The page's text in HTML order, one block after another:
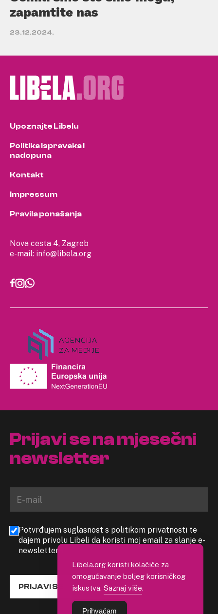
zapamtite nas
23.12.2024.
Nova cesta 4, Zagreb
e-mail: info@libela.org
Upoznajte Libelu
Politika ispravaka i
nadopuna
Kontakt
Impressum
Pravila ponašanja
Prijavi se na mjesečni
newsletter
Potvrđujem suglasnost s politikom privatnosti te
dajem privolu Libeli da koristi moj email za slanje e-
newslettera
PRIJAVI SE
Libela.org koristi kolačiće za
omogućavanje boljeg korisničkog
iskustva. Saznaj više.
Prihvaćam